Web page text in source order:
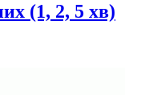
(1, 2, 5 хв)